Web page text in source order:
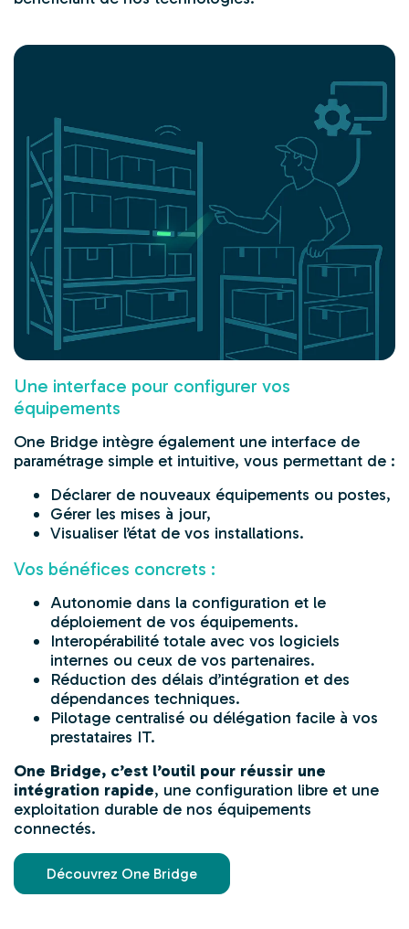
Une interface pour configurer vos
équipements
One Bridge intègre également une interface de
paramétrage simple et intuitive, vous permettant de :
Déclarer de nouveaux équipements ou postes,
Gérer les mises à jour,
Visualiser l’état de vos installations.
Vos bénéfices concrets :
Autonomie dans la configuration et le
déploiement de vos équipements.
Interopérabilité totale avec vos logiciels
internes ou ceux de vos partenaires.
Réduction des délais d’intégration et des
dépendances techniques.
Pilotage centralisé ou délégation facile à vos
prestataires IT.
One Bridge, c’est l’outil pour réussir une
intégration rapide, une configuration libre et une
exploitation durable de nos équipements
connectés.
Découvrez One Bridge